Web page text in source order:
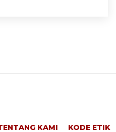
KAMI KODE ETIK